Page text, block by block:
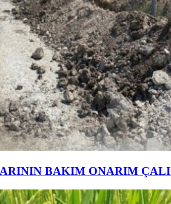
BAKIM ONARIM